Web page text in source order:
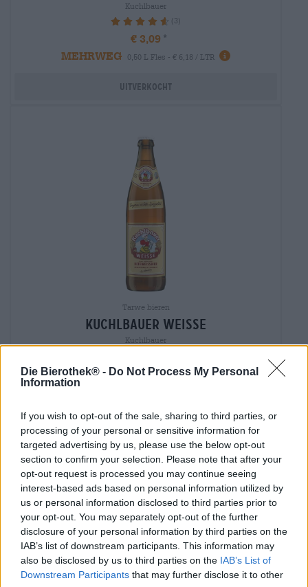
Die Bierothek® - Do Not Process My Personal
Information
If you wish to opt-out of the sale, sharing to third parties, or
processing of your personal or sensitive information for
targeted advertising by us, please use the below opt-out
section to confirm your selection. Please note that after your
opt-out request is processed you may continue seeing
interest-based ads based on personal information utilized by
us or personal information disclosed to third parties prior to
your opt-out. You may separately opt-out of the further
disclosure of your personal information by third parties on the
IAB’s list of downstream participants. This information may
also be disclosed by us to third parties on the IAB’s List of
Downstream Participants that may further disclose it to other
Kuchlbauer
93.33% (3)
€ 3,09
MEHRWEG
0,50 L Fles - € 6,18 / LTR
Uitverkocht
Tarwe bieren
kuchlbauer weisse
Kuchlbauer
€ 2,49
MEHRWEG
Uitverkocht